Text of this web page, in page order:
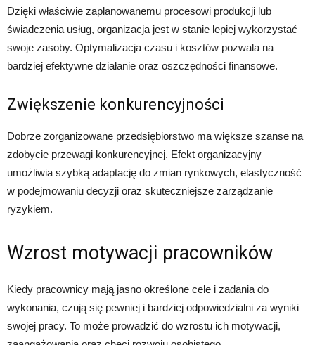
Dzięki właściwie zaplanowanemu procesowi produkcji lub
świadczenia usług, organizacja jest w stanie lepiej wykorzystać
swoje zasoby. Optymalizacja czasu i kosztów pozwala na
bardziej efektywne działanie oraz oszczędności finansowe.
Zwiększenie konkurencyjności
Dobrze zorganizowane przedsiębiorstwo ma większe szanse na
zdobycie przewagi konkurencyjnej. Efekt organizacyjny
umożliwia szybką adaptację do zmian rynkowych, elastyczność
w podejmowaniu decyzji oraz skuteczniejsze zarządzanie
ryzykiem.
Wzrost motywacji pracowników
Kiedy pracownicy mają jasno określone cele i zadania do
wykonania, czują się pewniej i bardziej odpowiedzialni za wyniki
swojej pracy. To może prowadzić do wzrostu ich motywacji,